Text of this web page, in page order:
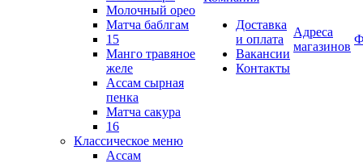
Молочный орео
Матча баблгам
15
Манго травяное
желе
Ассам сырная
пенка
Матча сакура
16
Классическое меню
Ассам
Доставка
и оплата
Вакансии
Контакты
Адреса
магазинов